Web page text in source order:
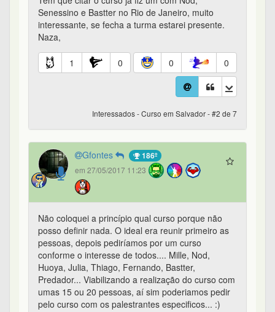
Senessino e Bastter no Rio de Janeiro, muito
interessante, se fecha a turma estarei presente.
Naza,
1 0 0 0
Interessados - Curso em Salvador - #2 de 7
Gfontes 186º
em 27/05/2017 11:23
Não coloquei a princípio qual curso porque não
posso definir nada. O ideal era reunir primeiro as
pessoas, depois pediríamos por um curso
conforme o interesse de todos.... Mille, Nod,
Huoya, Julia, Thiago, Fernando, Bastter,
Predador... Viabilizando a realização do curso com
umas 15 ou 20 pessoas, aí sim poderiamos pedir
pelo curso com os palestrantes especificos... :)